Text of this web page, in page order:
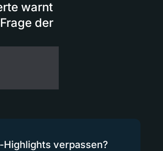
warnt
der
verpassen?